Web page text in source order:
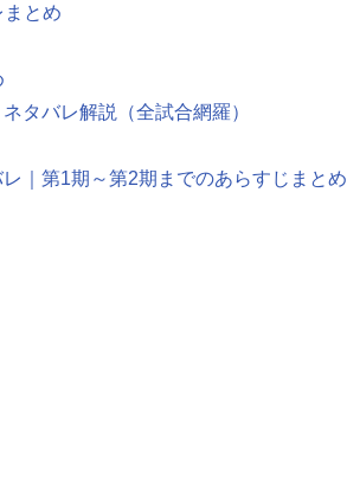
とめ
タバレ解説（全試合網羅）
｜第1期～第2期までのあらすじまとめ